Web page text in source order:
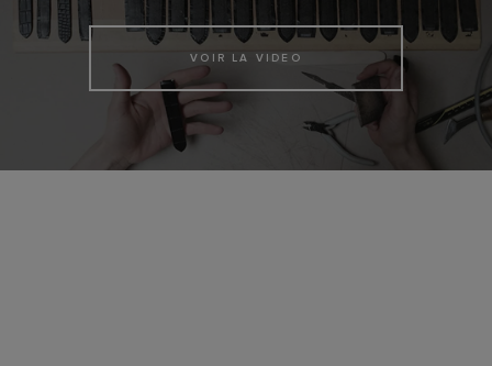
VOIR LA VIDEO